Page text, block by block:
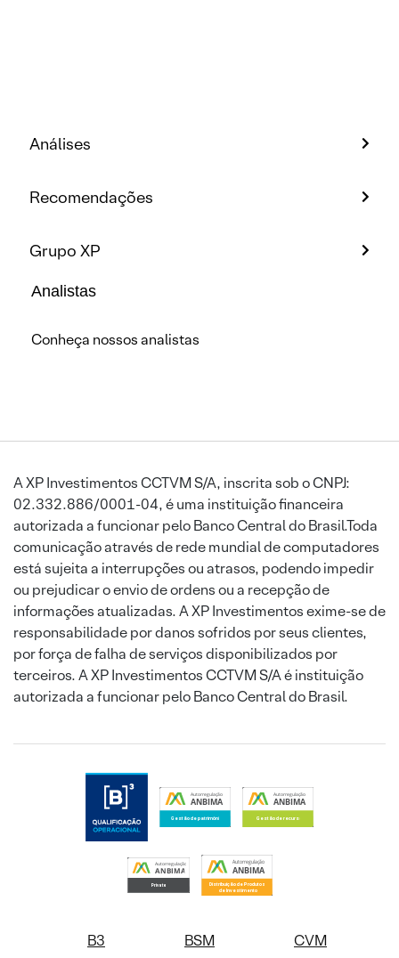
Análises
Recomendações
Grupo XP
Analistas
Conheça nossos analistas
A XP Investimentos CCTVM S/A, inscrita sob o CNPJ:
02.332.886/0001-04, é uma instituição financeira
autorizada a funcionar pelo Banco Central do Brasil.Toda
comunicação através de rede mundial de computadores
está sujeita a interrupções ou atrasos, podendo impedir
ou prejudicar o envio de ordens ou a recepção de
informações atualizadas. A XP Investimentos exime-se de
responsabilidade por danos sofridos por seus clientes,
por força de falha de serviços disponibilizados por
terceiros. A XP Investimentos CCTVM S/A é instituição
autorizada a funcionar pelo Banco Central do Brasil.
B3 BSM CVM